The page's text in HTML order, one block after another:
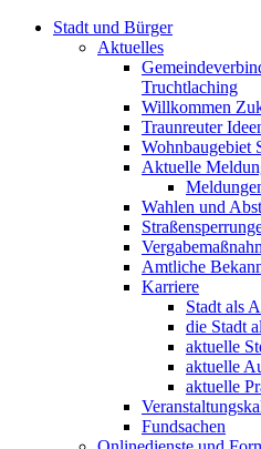
Stadt und Bürger
Aktuelles
Truchtlaching
Willkommen
Traunreuter
Wohnbaugebiet
Aktuelle
Wahlen und
Amtliche
Karriere
Stadt als
die Stadt
aktuelle
aktuelle
aktuelle
Fundsachen